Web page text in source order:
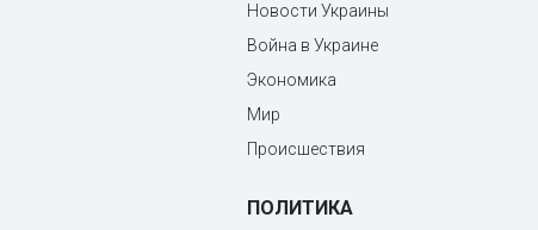
Новости Украины
Война в Украине
Экономика
Мир
Происшествия
ПОЛИТИКА